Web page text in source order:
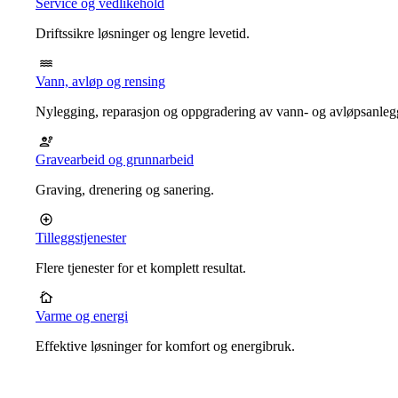
Driftssikre løsninger og lengre levetid.
Vann, avløp og rensing
Nylegging, reparasjon og oppgradering av vann- og
Gravearbeid og grunnarbeid
Graving, drenering og sanering.
Tilleggstjenester
Flere tjenester for et komplett resultat.
Varme og energi
Effektive løsninger for komfort og energibruk.